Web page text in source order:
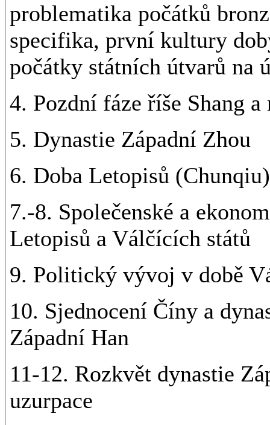
problematika počátků
specifika, první kultury
počátky státních útvarů na
4. Pozdní fáze říše Shang
5. Dynastie Západní Zhou
6. Doba Letopisů (Chunqiu)
7.-8. Společenské a
Letopisů a Válčících států
9. Politický vývoj v době
10. Sjednocení Číny a
Západní Han
11-12. Rozkvět dynastie
uzurpace